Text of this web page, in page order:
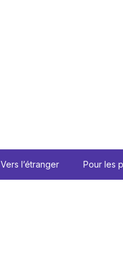
Vers l’étranger Pour les